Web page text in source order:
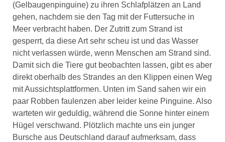
(Gelbaugenpinguine) zu ihren Schlafplätzen an Land
gehen, nachdem sie den Tag mit der Futtersuche in
Meer verbracht haben. Der Zutritt zum Strand ist
gesperrt, da diese Art sehr scheu ist und das Wasser
nicht verlassen würde, wenn Menschen am Strand sind.
Damit sich die Tiere gut beobachten lassen, gibt es aber
direkt oberhalb des Strandes an den Klippen einen Weg
mit Aussichtsplattformen. Unten im Sand sahen wir ein
paar Robben faulenzen aber leider keine Pinguine. Also
warteten wir geduldig, während die Sonne hinter einem
Hügel verschwand. Plötzlich machte uns ein junger
Bursche aus Deutschland darauf aufmerksam, dass